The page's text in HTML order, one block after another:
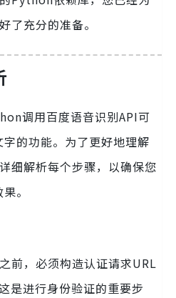
了充分的准备。
调用百度语音识别API可
的功能。为了更好地理解
细解析每个步骤，以确保您
。
前，必须构造认证请求URL
是进行身份验证的重要步